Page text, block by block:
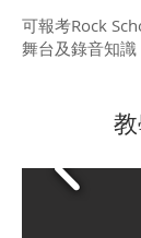
可報考Rock
舞台及錄音知識
教